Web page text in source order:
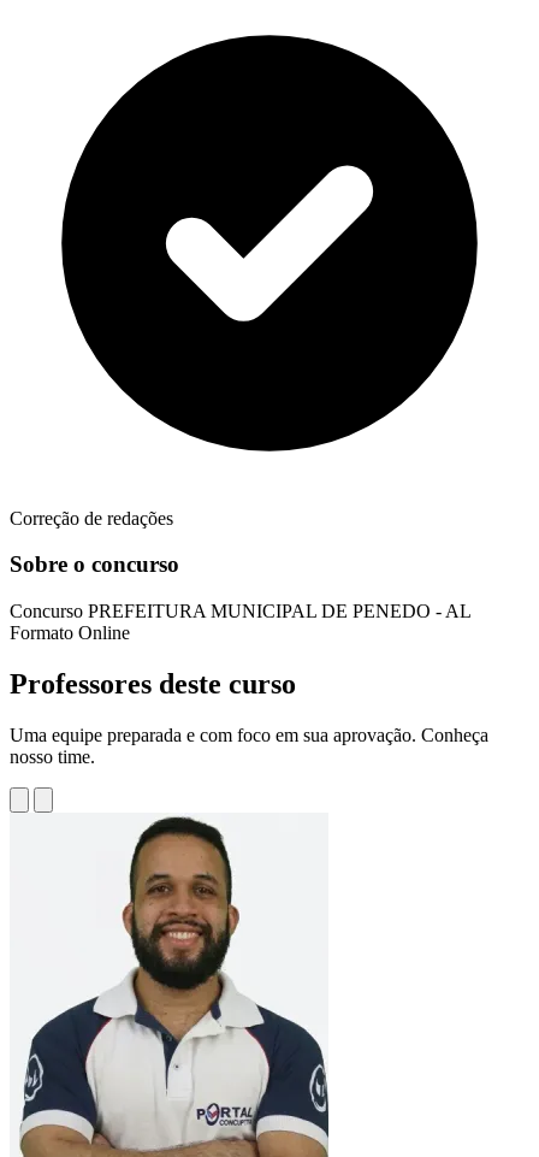
Correção de redações
Sobre o concurso
Concurso PREFEITURA MUNICIPAL DE PENEDO - AL
Formato Online
Professores deste curso
Uma equipe preparada e com foco em sua aprovação. Conheça
nosso time.